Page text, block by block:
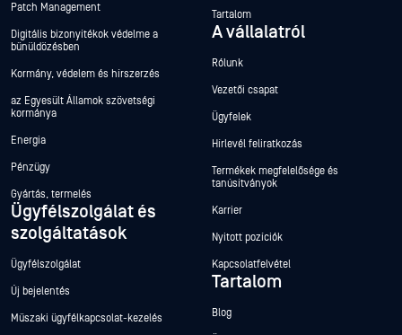
Patch Management
Digitális bizonyítékok védelme a
bűnüldözésben
Kormány, védelem és hírszerzés
az Egyesült Államok szövetségi
kormánya
Energia
Pénzügy
Gyártás, termelés
Ügyfélszolgálat és
szolgáltatások
Ügyfélszolgálat
Új bejelentés
Műszaki ügyfélkapcsolat-kezelés
Tartalom
A vállalatról
Rólunk
Vezetői csapat
Ügyfelek
Hírlevél feliratkozás
Termékek megfelelősége és
tanúsítványok
Karrier
Nyitott pozíciók
Kapcsolatfelvétel
Tartalom
Blog